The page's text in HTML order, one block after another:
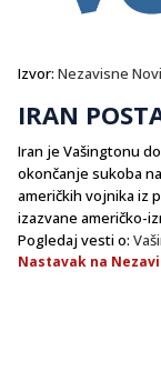
Izvor: Nezavisne
IRAN
Iran je Vašingtonu
okončanje sukoba
američkih vojnika iz
izazvane američko-
Pogledaj vesti o:
Nastavak na